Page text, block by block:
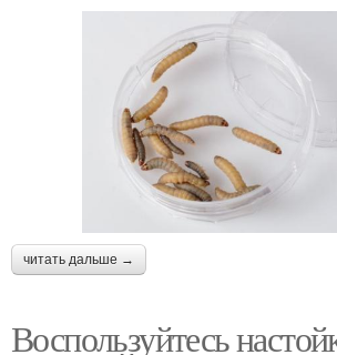
читать дальше →
Воспользуйтесь